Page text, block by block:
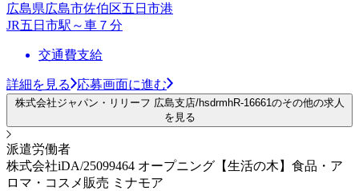
広島県広島市佐伯区五日市港
JR五日市駅～車７分
交通費支給
詳細を見る 応募画面に進む
株式会社ジャパン・リリーフ 広島支店/hsdrmhR-16661のその他の求人
を見る
派遣労働者
株式会社iDA/25099464 オープニング【生活の木】食品・ア
ロマ・コスメ販売 ミナモア